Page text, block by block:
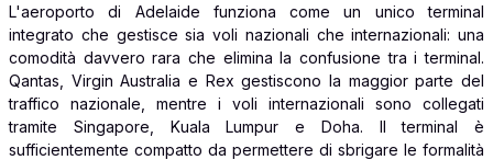
L'aeroporto di Adelaide funziona come un unico terminal
integrato che gestisce sia voli nazionali che internazionali: una
comodità davvero rara che elimina la confusione tra i terminal.
Qantas, Virgin Australia e Rex gestiscono la maggior parte del
traffico nazionale, mentre i voli internazionali sono collegati
tramite Singapore, Kuala Lumpur e Doha. Il terminal è
sufficientemente compatto da permettere di sbrigare le formalità